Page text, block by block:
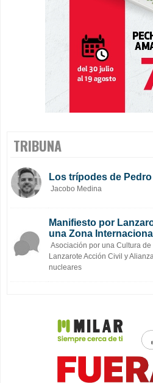
TRIBUNA
Los trípodes de
Jacobo Medina
Manifiesto por
una Zona
Asociación por una Cultura
Lanzarote Acción Civil y
nucleares